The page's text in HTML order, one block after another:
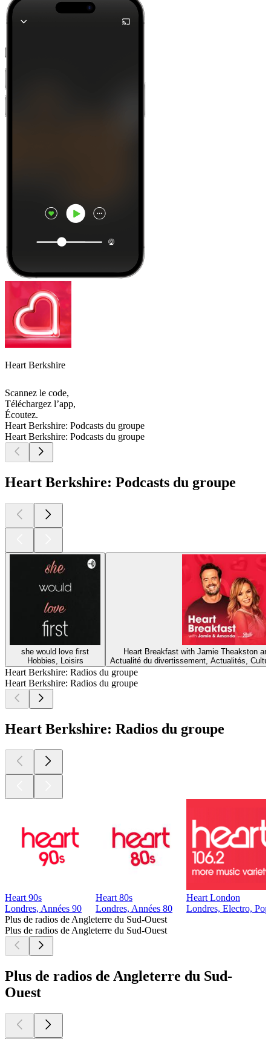
Heart Berkshire
Scannez le code,
Téléchargez l’app,
Écoutez.
Heart Berkshire: Podcasts du groupe
Heart Berkshire: Podcasts du groupe
Heart Berkshire: Podcasts du groupe
she would love first
Hobbies, Loisirs
Heart Breakfast with Jamie Theakston
Actualité du divertissement, Actualités,
Heart Berkshire: Radios du groupe
Heart Berkshire: Radios du groupe
Heart Berkshire: Radios du groupe
Heart 90s
Londres, Années 90
Heart 80s
Londres, Années 80
Heart London
Londres, Electro, Pop
Plus de radios de Angleterre du Sud-Ouest
Plus de radios de Angleterre du Sud-Ouest
Plus de radios de Angleterre du Sud-
Ouest